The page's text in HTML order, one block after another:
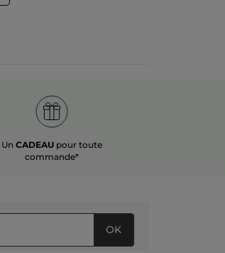
Un CADEAUpour toute
commande*
OK